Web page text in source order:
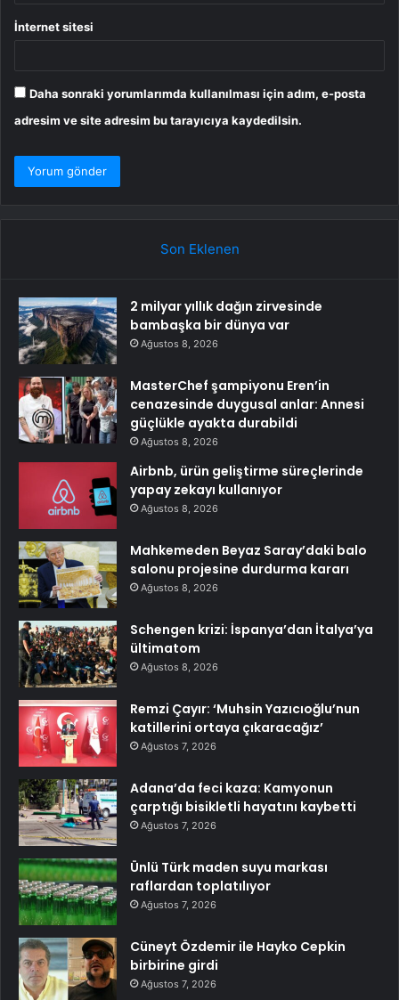
İnternet sitesi
Daha sonraki yorumlarımda kullanılması için adım, e-posta
adresim ve site adresim bu tarayıcıya kaydedilsin.
Son Eklenen
2 milyar yıllık dağın zirvesinde
bambaşka bir dünya var
Ağustos 8, 2026
MasterChef şampiyonu Eren’in
cenazesinde duygusal anlar: Annesi
güçlükle ayakta durabildi
Ağustos 8, 2026
Airbnb, ürün geliştirme süreçlerinde
yapay zekayı kullanıyor
Ağustos 8, 2026
Mahkemeden Beyaz Saray’daki balo
salonu projesine durdurma kararı
Ağustos 8, 2026
Schengen krizi: İspanya’dan İtalya’ya
ültimatom
Ağustos 8, 2026
Remzi Çayır: ‘Muhsin Yazıcıoğlu’nun
katillerini ortaya çıkaracağız’
Ağustos 7, 2026
Adana’da feci kaza: Kamyonun
çarptığı bisikletli hayatını kaybetti
Ağustos 7, 2026
Ünlü Türk maden suyu markası
raflardan toplatılıyor
Ağustos 7, 2026
Cüneyt Özdemir ile Hayko Cepkin
birbirine girdi
Ağustos 7, 2026